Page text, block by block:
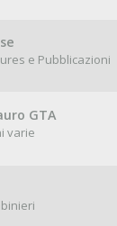
e Pubblicazioni
GTA
varie